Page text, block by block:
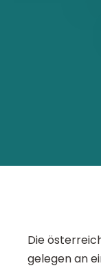
Die
gelegen an